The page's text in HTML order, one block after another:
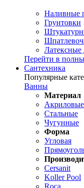
Наливные
Грунтовки
Латексные
Перейти в
Сантехника
Популярные
Ванны
Материал
Акриловые
Стальные
Чугунные
Форма
Угловая
Cersanit
Koller Pool
Roca